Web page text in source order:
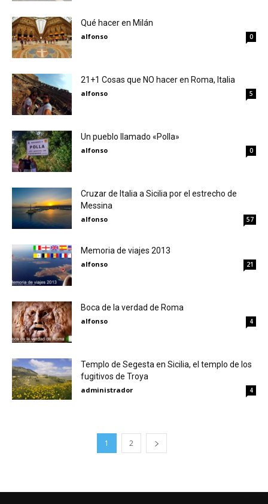
Qué hacer en Milán
alfonso 0
21+1 Cosas que NO hacer en Roma, Italia
alfonso 5
Un pueblo llamado «Polla»
alfonso 0
Cruzar de Italia a Sicilia por el estrecho de
Messina
alfonso 57
Memoria de viajes 2013
alfonso 21
Boca de la verdad de Roma
alfonso 4
Templo de Segesta en Sicilia, el templo de los
fugitivos de Troya
administrador 4
1 2